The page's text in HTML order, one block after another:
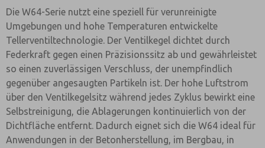
Die W64-Serie nutzt eine speziell für verunreinigte
Umgebungen und hohe Temperaturen entwickelte
Tellerventiltechnologie. Der Ventilkegel dichtet durch
Federkraft gegen einen Präzisionssitz ab und gewährleistet
so einen zuverlässigen Verschluss, der unempfindlich
gegenüber angesaugten Partikeln ist. Der hohe Luftstrom
über den Ventilkegelsitz während jedes Zyklus bewirkt eine
Selbstreinigung, die Ablagerungen kontinuierlich von der
Dichtfläche entfernt. Dadurch eignet sich die W64 ideal für
Anwendungen in der Betonherstellung, im Bergbau, in